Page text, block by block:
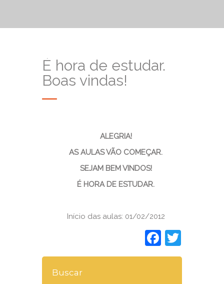
É hora de estudar.
Boas vindas!
ALEGRIA!
AS AULAS VÃO COMEÇAR.
SEJAM BEM VINDOS!
É HORA DE ESTUDAR.
Início das aulas: 01/02/2012
Buscar